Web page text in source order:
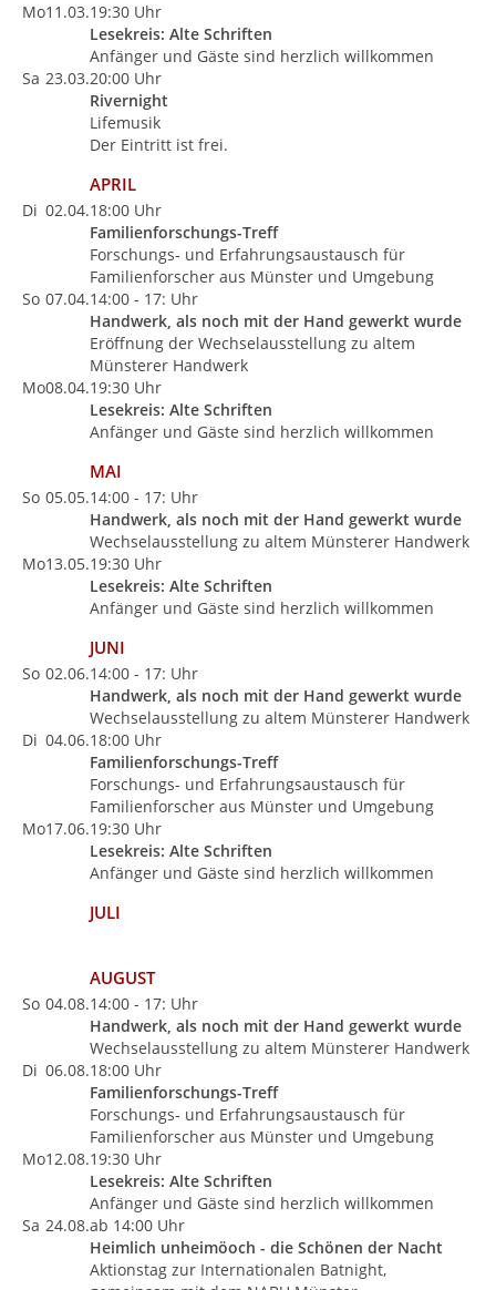
Mo11.03.19:30 Uhr
Lesekreis: Alte Schriften
Anfänger und Gäste sind herzlich willkommen
Sa 23.03.20:00 Uhr
Rivernight
Lifemusik
Der Eintritt ist frei.
APRIL
Di 02.04.18:00 Uhr
Familienforschungs-Treff
Forschungs- und Erfahrungsaustausch für
Familienforscher aus Münster und Umgebung
So 07.04.14:00 - 17: Uhr
Handwerk, als noch mit der Hand gewerkt wurde
Eröffnung der Wechselausstellung zu altem
Münsterer Handwerk
Mo08.04.19:30 Uhr
Lesekreis: Alte Schriften
Anfänger und Gäste sind herzlich willkommen
MAI
So 05.05.14:00 - 17: Uhr
Handwerk, als noch mit der Hand gewerkt wurde
Wechselausstellung zu altem Münsterer Handwerk
Mo13.05.19:30 Uhr
Lesekreis: Alte Schriften
Anfänger und Gäste sind herzlich willkommen
JUNI
So 02.06.14:00 - 17: Uhr
Handwerk, als noch mit der Hand gewerkt wurde
Wechselausstellung zu altem Münsterer Handwerk
Di 04.06.18:00 Uhr
Familienforschungs-Treff
Forschungs- und Erfahrungsaustausch für
Familienforscher aus Münster und Umgebung
Mo17.06.19:30 Uhr
Lesekreis: Alte Schriften
Anfänger und Gäste sind herzlich willkommen
JULI
AUGUST
So 04.08.14:00 - 17: Uhr
Handwerk, als noch mit der Hand gewerkt wurde
Wechselausstellung zu altem Münsterer Handwerk
Di 06.08.18:00 Uhr
Familienforschungs-Treff
Forschungs- und Erfahrungsaustausch für
Familienforscher aus Münster und Umgebung
Mo12.08.19:30 Uhr
Lesekreis: Alte Schriften
Anfänger und Gäste sind herzlich willkommen
Sa 24.08.ab 14:00 Uhr
Heimlich unheimöoch - die Schönen der Nacht
Aktionstag zur Internationalen Batnight,